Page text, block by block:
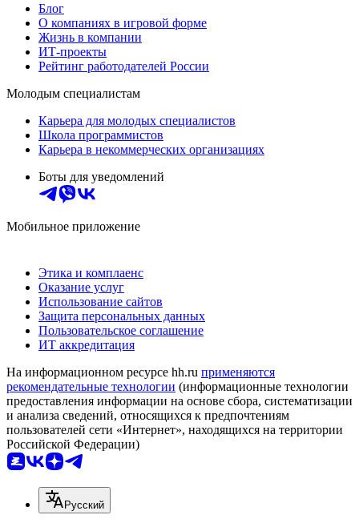
Блог
О компаниях в игровой форме
Жизнь в компании
ИТ-проекты
Рейтинг работодателей России
Молодым специалистам
Карьера для молодых специалистов
Школа программистов
Карьера в некоммерческих организациях
Боты для уведомлений
Мобильное приложение
Этика и комплаенс
Оказание услуг
Использование сайтов
Защита персональных данных
Пользовательское соглашение
ИТ аккредитация
На информационном ресурсе hh.ru применяются
рекомендательные технологии (информационные технологии
предоставления информации на основе сбора, систематизации
и анализа сведений, относящихся к предпочтениям
пользователей сети «Интернет», находящихся на территории
Российской Федерации)
Русский